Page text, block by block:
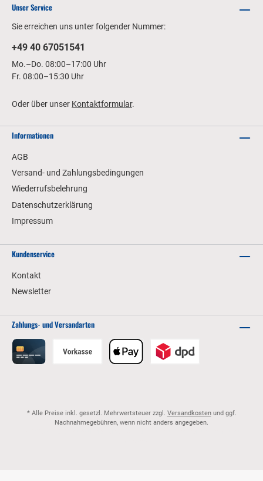
Unser Service
Sie erreichen uns unter folgender Nummer:
+49 40 67051541
Mo.–Do. 08:00–17:00 Uhr
Fr. 08:00–15:30 Uhr
Oder über unser Kontaktformular.
Informationen
AGB
Versand- und Zahlungsbedingungen
Wiederrufsbelehrung
Datenschutzerklärung
Impressum
Kundenservice
Kontakt
Newsletter
Zahlungs- und Versandarten
* Alle Preise inkl. gesetzl. Mehrwertsteuer zzgl. Versandkostenund ggf.
Nachnahmegebühren, wenn nicht anders angegeben.